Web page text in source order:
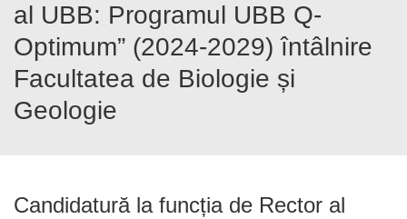
al UBB: Programul UBB Q-
Optimum” (2024-2029) întâlnire
Facultatea de Biologie și
Geologie
Candidatură la funcția de Rector al